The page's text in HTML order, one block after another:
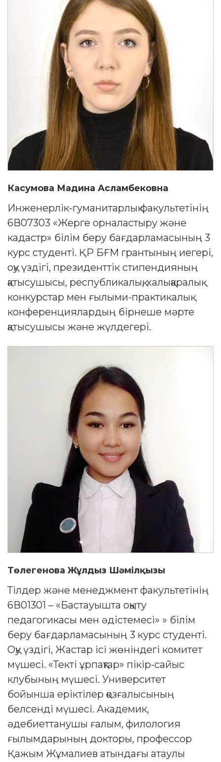
Касумова Мадина Асламбековна
Инженерлік-гуманитарлық факультетінің
6В07303 «Жерге орналастыру және
кадастр» білім беру бағдарламасының 3
курс студенті. ҚР БҒМ грантының иегері,
оқу үздігі, президенттік стипендияның
қатысушысы, республикалық, халықаралық
конкурстар мен ғылыми-практикалық
конференциялардың бірнеше мәрте
қатысушысы және жүлдегері.
Төлегенова Жұлдыз Шәмілқызы
Тілдер және менеджмент факультетінің
6В01301 – «Бастауышта оқыту
педагогикасы мен әдістемесі» » білім
беру бағдарламасының 3 курс студенті.
Оқу үздігі, Жастар ісі жөніндегі комитет
мүшесі. «Текті ұрпақтар» пікір-сайыс
клубының мүшесі. Университет
бойынша еріктілер қозғалысының
белсенді мүшесі. Академик,
әдебиеттанушы ғалым, филология
ғылымдарының докторы, профессор
Қажым Жұмалиев атындағы атаулы